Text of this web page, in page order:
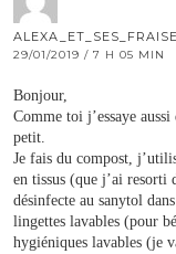
29/01/2019 / 7 H 05 MIN
Bonjour,
Comme toi j’essaye
petit.
Je fais du compost,
en tissus (que j’ai resorti
désinfecte au sanytol
lingettes lavables (pour
hygiéniques lavables (je